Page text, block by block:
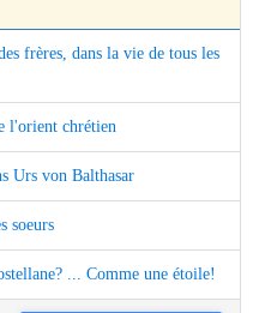
frères, dans la vie de tous les
l'orient chrétien
Urs von Balthasar
soeurs
... Comme une étoile!